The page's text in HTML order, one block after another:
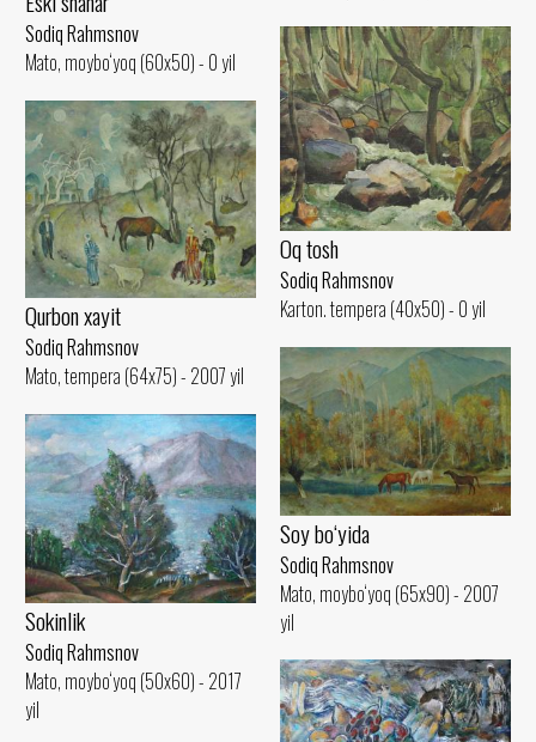
Sodiq Rahmsnov
Mato, moybo‘yoq (60x50) - 0 yil
Oq tosh
Sodiq Rahmsnov
Karton. tempera (40x50) - 0 yil
Qurbon xayit
Sodiq Rahmsnov
Mato, tempera (64x75) - 2007 yil
Soy bo‘yida
Sodiq Rahmsnov
Mato, moybo‘yoq (65x90) - 2007
yil
Sokinlik
Sodiq Rahmsnov
Mato, moybo‘yoq (50x60) - 2017
yil